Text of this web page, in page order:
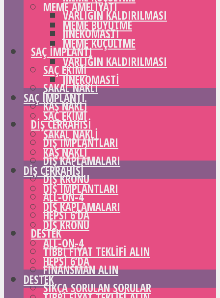
VARLIĞIN KALDIRILMASI
JINEKOMASTI
SAÇ IMPLANTI
SAÇ EKIMI
SAKAL NAKLI
KAŞ NAKLI
DIŞ CERRAHISI
DIŞ IMPLANTLARI
DIŞ KAPLAMALARI
DIŞ KRONU
ALL-ON-4
HEPSI 6’DA
DESTEK
TIBBI FIYAT TEKLIFI ALIN
FINANSMAN ALIN
SIKÇA SORULAN SORULAR
MEME AMELIYATI
MEME BÜYÜTME
MEME KÜÇÜLTME
VARLIĞIN KALDIRILMASI
JINEKOMASTI
SAÇ IMPLANTI
SAÇ EKIMI
SAKAL NAKLI
KAŞ NAKLI
DIŞ CERRAHISI
DIŞ IMPLANTLARI
DIŞ KAPLAMALARI
DIŞ KRONU
ALL-ON-4
HEPSI 6’DA
DESTEK